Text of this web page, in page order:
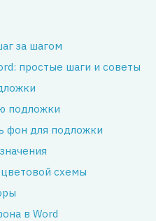
за шагом
простые шаги и советы
подложки
фон для подложки
схемы
в Word